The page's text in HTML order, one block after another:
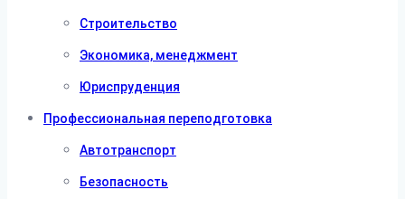
Строительство
Экономика, менеджмент
Юриспруденция
Профессиональная переподготовка
Автотранспорт
Безопасность